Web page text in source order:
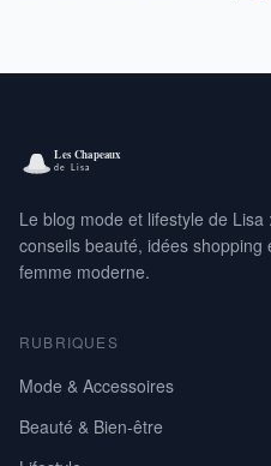
Le blog mode et lifestyle de
conseils beauté, idées shopping
femme moderne.
RUBRIQUES
Mode & Accessoires
Beauté & Bien-être